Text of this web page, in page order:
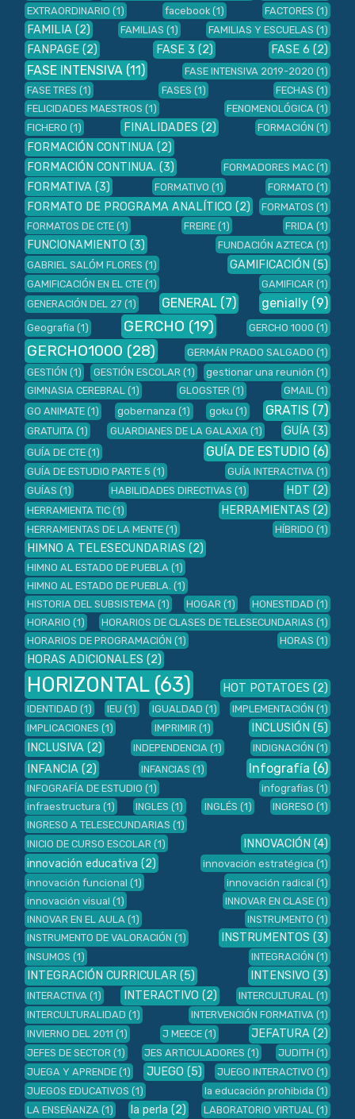
EXTRAORDINARIO (1) facebook (1) FACTORES (1)
FAMILIA (2) FAMILIAS (1) FAMILIAS Y ESCUELAS (1)
FANPAGE (2) FASE 3 (2) FASE 6 (2)
FASE INTENSIVA (11) FASE INTENSIVA 2019-2020 (1)
FASE TRES (1) FASES (1) FECHAS (1)
FELICIDADES MAESTROS (1) FENOMENOLÓGICA (1)
FICHERO (1) FINALIDADES (2) FORMACIÓN (1)
FORMACIÓN CONTINUA (2)
FORMACIÓN CONTINUA. (3) FORMADORES MAC (1)
FORMATIVA (3) FORMATIVO (1) FORMATO (1)
FORMATO DE PROGRAMA ANALÍTICO (2) FORMATOS (1)
FORMATOS DE CTE (1) FREIRE (1) FRIDA (1)
FUNCIONAMIENTO (3) FUNDACIÓN AZTECA (1)
GABRIEL SALÓM FLORES (1) GAMIFICACIÓN (5)
GAMIFICACIÓN EN EL CTE (1) GAMIFICAR (1)
GENERACIÓN DEL 27 (1) GENERAL (7) genially (9)
Geografía (1) GERCHO (19) GERCHO 1000 (1)
GERCHO1000 (28) GERMÁN PRADO SALGADO (1)
GESTIÓN (1) GESTIÓN ESCOLAR (1) gestionar una reunión (1)
GIMNASIA CEREBRAL (1) GLOGSTER (1) GMAIL (1)
GO ANIMATE (1) gobernanza (1) goku (1) GRATIS (7)
GRATUITA (1) GUARDIANES DE LA GALAXIA (1) GUÍA (3)
GUÍA DE CTE (1) GUÍA DE ESTUDIO (6)
GUÍA DE ESTUDIO PARTE 5 (1) GUÍA INTERACTIVA (1)
GUÍAS (1) HABILIDADES DIRECTIVAS (1) HDT (2)
HERRAMIENTA TIC (1) HERRAMIENTAS (2)
HERRAMIENTAS DE LA MENTE (1) HÍBRIDO (1)
HIMNO A TELESECUNDARIAS (2)
HIMNO AL ESTADO DE PUEBLA (1)
HIMNO AL ESTADO DE PUEBLA. (1)
HISTORIA DEL SUBSISTEMA (1) HOGAR (1) HONESTIDAD (1)
HORARIO (1) HORARIOS DE CLASES DE TELESECUNDARIAS (1)
HORARIOS DE PROGRAMACIÓN (1) HORAS (1)
HORAS ADICIONALES (2)
HORIZONTAL (63) HOT POTATOES (2)
IDENTIDAD (1) IEU (1) IGUALDAD (1) IMPLEMENTACIÓN (1)
IMPLICACIONES (1) IMPRIMIR (1) INCLUSIÓN (5)
INCLUSIVA (2) INDEPENDENCIA (1) INDIGNACIÓN (1)
INFANCIA (2) INFANCIAS (1) Infografía (6)
INFOGRAFÍA DE ESTUDIO (1) infografías (1)
infraestructura (1) INGLES (1) INGLÉS (1) INGRESO (1)
INGRESO A TELESECUNDARIAS (1)
INICIO DE CURSO ESCOLAR (1) INNOVACIÓN (4)
innovación educativa (2) innovación estratégica (1)
innovación funcional (1) innovación radical (1)
innovación visual (1) INNOVAR EN CLASE (1)
INNOVAR EN EL AULA (1) INSTRUMENTO (1)
INSTRUMENTO DE VALORACIÓN (1) INSTRUMENTOS (3)
INSUMOS (1) INTEGRACIÓN (1)
INTEGRACIÓN CURRICULAR (5) INTENSIVO (3)
INTERACTIVA (1) INTERACTIVO (2) INTERCULTURAL (1)
INTERCULTURALIDAD (1) INTERVENCIÓN FORMATIVA (1)
INVIERNO DEL 2011 (1) J MEECE (1) JEFATURA (2)
JEFES DE SECTOR (1) JES ARTICULADORES (1) JUDITH (1)
JUEGA Y APRENDE (1) JUEGO (5) JUEGO INTERACTIVO (1)
JUEGOS EDUCATIVOS (1) la educación prohibida (1)
LA ENSEÑANZA (1) la perla (2) LABORATORIO VIRTUAL (1)